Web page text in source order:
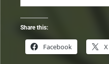
Share this:
Facebook X